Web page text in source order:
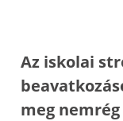
Az iskolai
meg